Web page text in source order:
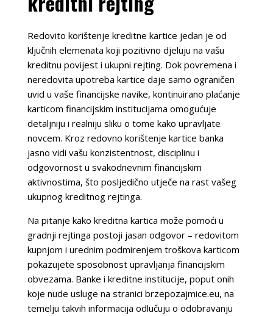
Redovito korištenje kreditne kartice jedan je od
ključnih elemenata koji pozitivno djeluju na vašu
kreditnu povijest i ukupni rejting. Dok povremena i
neredovita upotreba kartice daje samo ograničen
uvid u vaše financijske navike, kontinuirano plaćanje
karticom financijskim institucijama omogućuje
detaljniju i realniju sliku o tome kako upravljate
novcem. Kroz redovno korištenje kartice banka
jasno vidi vašu konzistentnost, disciplinu i
odgovornost u svakodnevnim financijskim
aktivnostima, što posljedično utječe na rast vašeg
ukupnog kreditnog rejtinga.
Na pitanje kako kreditna kartica može pomoći u
gradnji rejtinga postoji jasan odgovor – redovitom
kupnjom i urednim podmirenjem troškova karticom
pokazujete sposobnost upravljanja financijskim
obvezama. Banke i kreditne institucije, poput onih
koje nude usluge na stranici brzepozajmice.eu, na
temelju takvih informacija odlučuju o odobravanju